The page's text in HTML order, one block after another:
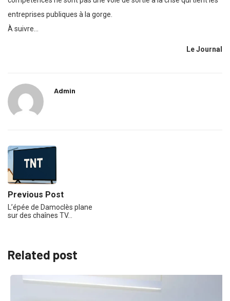
entreprises publiques à la gorge.
À suivre…
Le Journal
Admin
Previous Post
L’épée de Damoclès plane
sur des chaînes TV…
Related post